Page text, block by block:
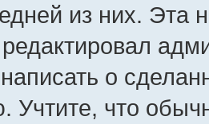
из них. Эта
о
Учтите, что